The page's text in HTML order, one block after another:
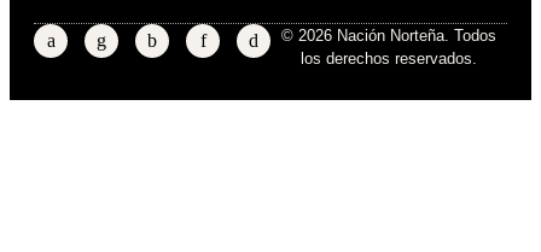
© 2026 Nación Norteña. Todos
los derechos reservados.